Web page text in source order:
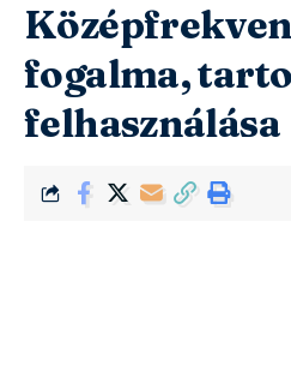
fogalma,
felhasználása